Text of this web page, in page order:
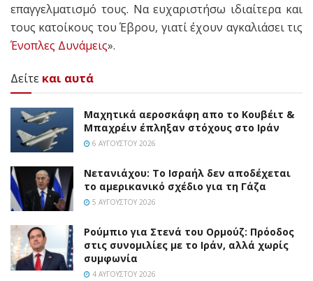
επαγγελματισμό τους. Να ευχαριστήσω ιδιαίτερα και
τους κατοίκους του Έβρου, γιατί έχουν αγκαλιάσει τις
Ένοπλες Δυνάμεις».
Δείτε και αυτά
Mαχητικά αεροσκάφη απο το Κουβέιτ &
Μπαχρέιν έπληξαν στόχους στο Ιράν
6 ΑΥΓΟΎΣΤΟΥ 2026
Νετανιάχου: Το Ισραήλ δεν αποδέχεται
το αμερικανικό σχέδιο για τη Γάζα
5 ΑΥΓΟΎΣΤΟΥ 2026
Ρούμπιο για Στενά του Ορμούζ: Πρόοδος
στις συνομιλίες με το Ιράν, αλλά χωρίς
συμφωνία
4 ΑΥΓΟΎΣΤΟΥ 2026